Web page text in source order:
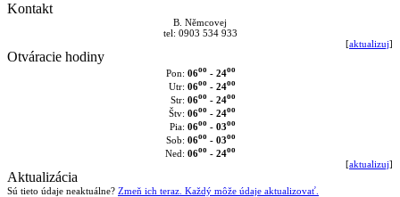
Kontakt
B. Němcovej
tel: 0903 534 933
[aktualizuj]
Otváracie hodiny
Pon: 06oo- 24oo
Utr: 06oo- 24oo
Str: 06oo- 24oo
Štv: 06oo- 24oo
Pia: 06oo- 03oo
Sob: 06oo- 03oo
Ned: 06oo- 24oo
[aktualizuj]
Aktualizácia
Sú tieto údaje neaktuálne? Zmeň ich teraz. Každý môže údaje aktualizovať.